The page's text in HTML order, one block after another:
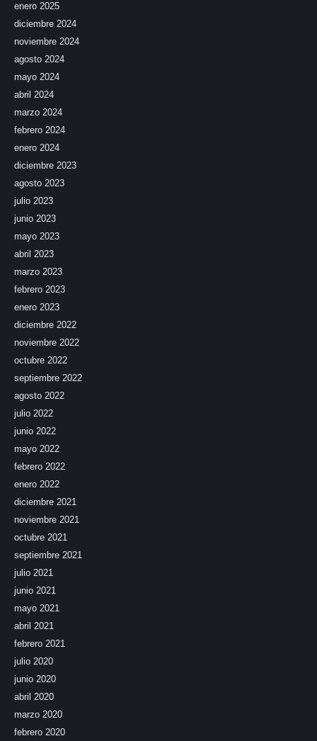
enero 2025
diciembre 2024
noviembre 2024
agosto 2024
mayo 2024
abril 2024
marzo 2024
febrero 2024
enero 2024
diciembre 2023
agosto 2023
julio 2023
junio 2023
mayo 2023
abril 2023
marzo 2023
febrero 2023
enero 2023
diciembre 2022
noviembre 2022
octubre 2022
septiembre 2022
agosto 2022
julio 2022
junio 2022
mayo 2022
febrero 2022
enero 2022
diciembre 2021
noviembre 2021
octubre 2021
septiembre 2021
julio 2021
junio 2021
mayo 2021
abril 2021
febrero 2021
julio 2020
junio 2020
abril 2020
marzo 2020
febrero 2020